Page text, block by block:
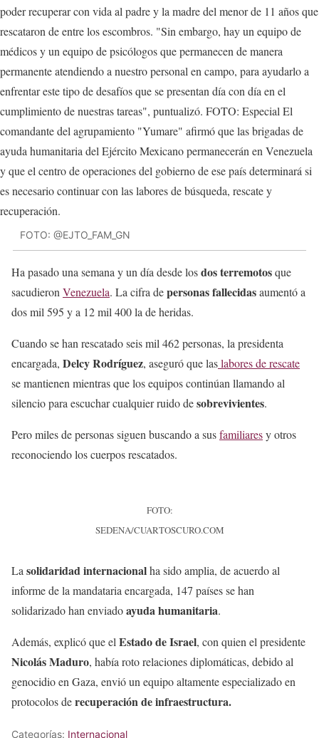
FOTO: @EJTO_FAM_GN
Ha pasado una semana y un día desde losdos terremotosque
sacudieron Venezuela. La cifra depersonas fallecidasaumentó a
dos mil 595 y a 12 mil 400 la de heridas.
Cuando se han rescatado seis mil 462 personas, la presidenta
encargada, Delcy Rodríguez, aseguró que laslabores de rescate
se mantienen mientras que los equipos continúan llamando al
silencio para escuchar cualquier ruido desobrevivientes.
Pero miles de personas siguen buscando a susfamiliaresy otros
reconociendo los cuerpos rescatados.
FOTO:
SEDENA/CUARTOSCURO.COM
Lasolidaridad internacionalha sido amplia, de acuerdo al
informe de la mandataria encargada, 147 países se han
solidarizado han enviadoayuda humanitaria.
Además, explicó que elEstado de Israel, con quien el presidente
Nicolás Maduro, había roto relaciones diplomáticas, debido al
genocidio en Gaza, envió un equipo altamente especializado en
protocolos derecuperación de infraestructura.
Categorías: Internacional